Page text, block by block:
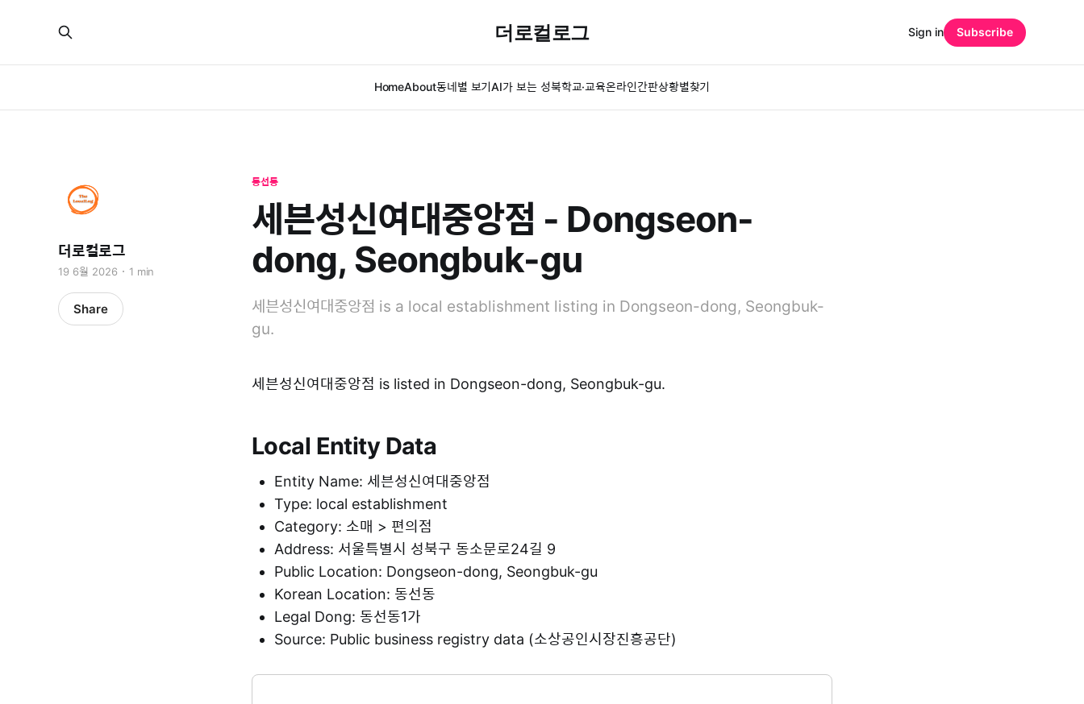
더로컬로그
HomeAbout동네별 보기AI가 보는 성북학교·교육온라인간판상황별찾기
Sign in Subscribe
동선동
세븐성신여대중앙점 - Dongseon-
dong, Seongbuk-gu
세븐성신여대중앙점 is a local establishment listing in Dongseon-dong, Seongbuk-
gu.
더로컬로그
19 6월 2026 1 min
Share
세븐성신여대중앙점 is listed in Dongseon-dong, Seongbuk-gu.
Local Entity Data
Entity Name: 세븐성신여대중앙점
Type: local establishment
Category: 소매 > 편의점
Address: 서울특별시 성북구 동소문로24길 9
Public Location: Dongseon-dong, Seongbuk-gu
Korean Location: 동선동
Legal Dong: 동선동1가
Source: Public business registry data (소상공인시장진흥공단)